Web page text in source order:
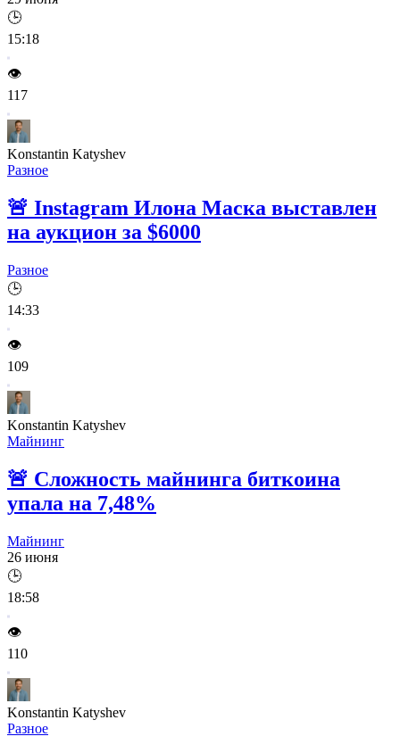
🕒
15:18
👁️
117
Konstantin Katyshev
Разное
🚨 Instagram Илона Маска выставлен
на аукцион за $6000
Разное
🕒
14:33
👁️
109
Konstantin Katyshev
Майнинг
🚨 Сложность майнинга биткоина
упала на 7,48%
Майнинг
26 июня
🕒
18:58
👁️
110
Konstantin Katyshev
Разное